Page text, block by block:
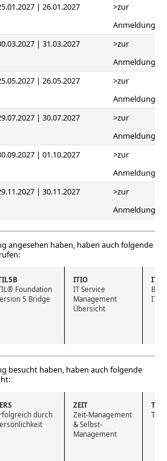
| 26.01.2027
>zur
Anmeldung
| 31.03.2027
>zur
Anmeldung
| 26.05.2027
>zur
Anmeldung
| 30.07.2027
>zur
Anmeldung
| 01.10.2027
>zur
Anmeldung
| 30.11.2027
>zur
Anmeldung
angesehen haben, haben auch folgende
Foundation
5 Bridge
ITIO
IT Service
Management
Übersicht
IT
besucht haben, haben auch folgende
durch
ZEIT
Zeit-Management
& Selbst-
Management